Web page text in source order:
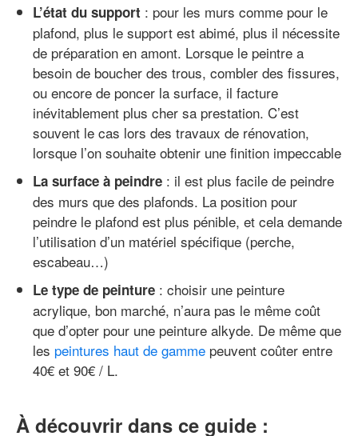
L’état du support : pour les murs comme pour le
plafond, plus le support est abimé, plus il nécessite
de préparation en amont. Lorsque le peintre a
besoin de boucher des trous, combler des fissures,
ou encore de poncer la surface, il facture
inévitablement plus cher sa prestation. C’est
souvent le cas lors des travaux de rénovation,
lorsque l’on souhaite obtenir une finition impeccable
La surface à peindre : il est plus facile de peindre
des murs que des plafonds. La position pour
peindre le plafond est plus pénible, et cela demande
l’utilisation d’un matériel spécifique (perche,
escabeau…)
Le type de peinture : choisir une peinture
acrylique, bon marché, n’aura pas le même coût
que d’opter pour une peinture alkyde. De même que
les peintures haut de gamme peuvent coûter entre
40€ et 90€ / L.
À découvrir dans ce guide :